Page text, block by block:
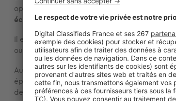
optimale, choisissez un modèle doublé d’une
échanges thermiques avec l'extérieur.
Il en va de même pourle coton. Respirant, il
ouate, molleton ou un film isolant pour être
Autre possibilité : le velours et la laine,
épaisseur. On aime leur tombé élégant. Un
demandent plus d’entretien.